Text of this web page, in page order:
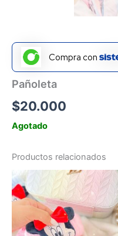
Compra con
Pañoleta
$20.000
Agotado
Productos relacionados